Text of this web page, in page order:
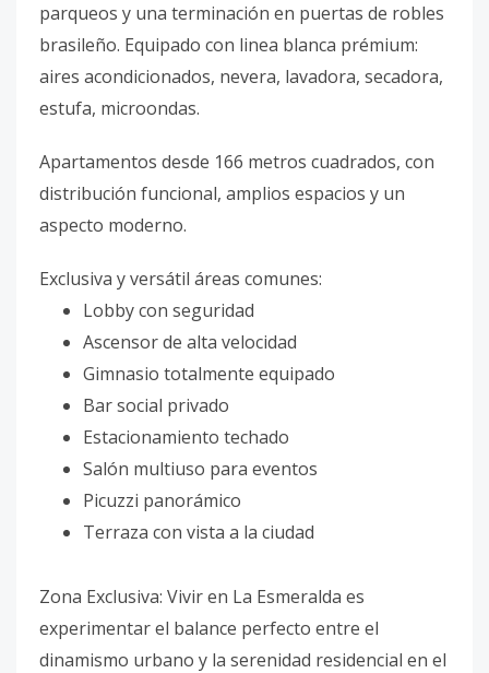
parqueos y una terminación en puertas de robles
brasileño. Equipado con linea blanca prémium:
aires acondicionados, nevera, lavadora, secadora,
estufa, microondas.
Apartamentos desde 166 metros cuadrados, con
distribución funcional, amplios espacios y un
aspecto moderno.
Exclusiva y versátil áreas comunes:
Lobby con seguridad
Ascensor de alta velocidad
Gimnasio totalmente equipado
Bar social privado
Estacionamiento techado
Salón multiuso para eventos
Picuzzi panorámico
Terraza con vista a la ciudad
Zona Exclusiva: Vivir en La Esmeralda es
experimentar el balance perfecto entre el
dinamismo urbano y la serenidad residencial en el